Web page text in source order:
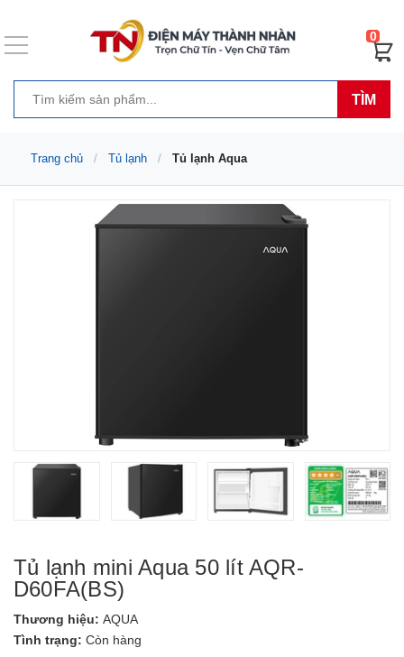
TÌM
0
Trang chủ Tủ lạnh Tủ lạnh Aqua
Tủ lạnh mini Aqua 50 lít AQR-
D60FA(BS)
Thương hiệu: AQUA
Tình trạng: Còn hàng